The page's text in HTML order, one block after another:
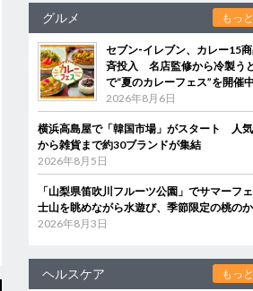
グルメ もっ
セブン‐イレブン、カレー15
斉投入 名店監修から冷製う
で“夏のカレーフェス”を開催中
2026年8月6日
横浜高島屋で「韓国市場」がスタート 人
から雑貨まで約30ブランドが集結
2026年8月5日
「山梨県笛吹川フルーツ公園」でサマーフ
士山を眺めながら水遊び、季節限定の桃の
2026年8月3日
ヘルスケア もっ